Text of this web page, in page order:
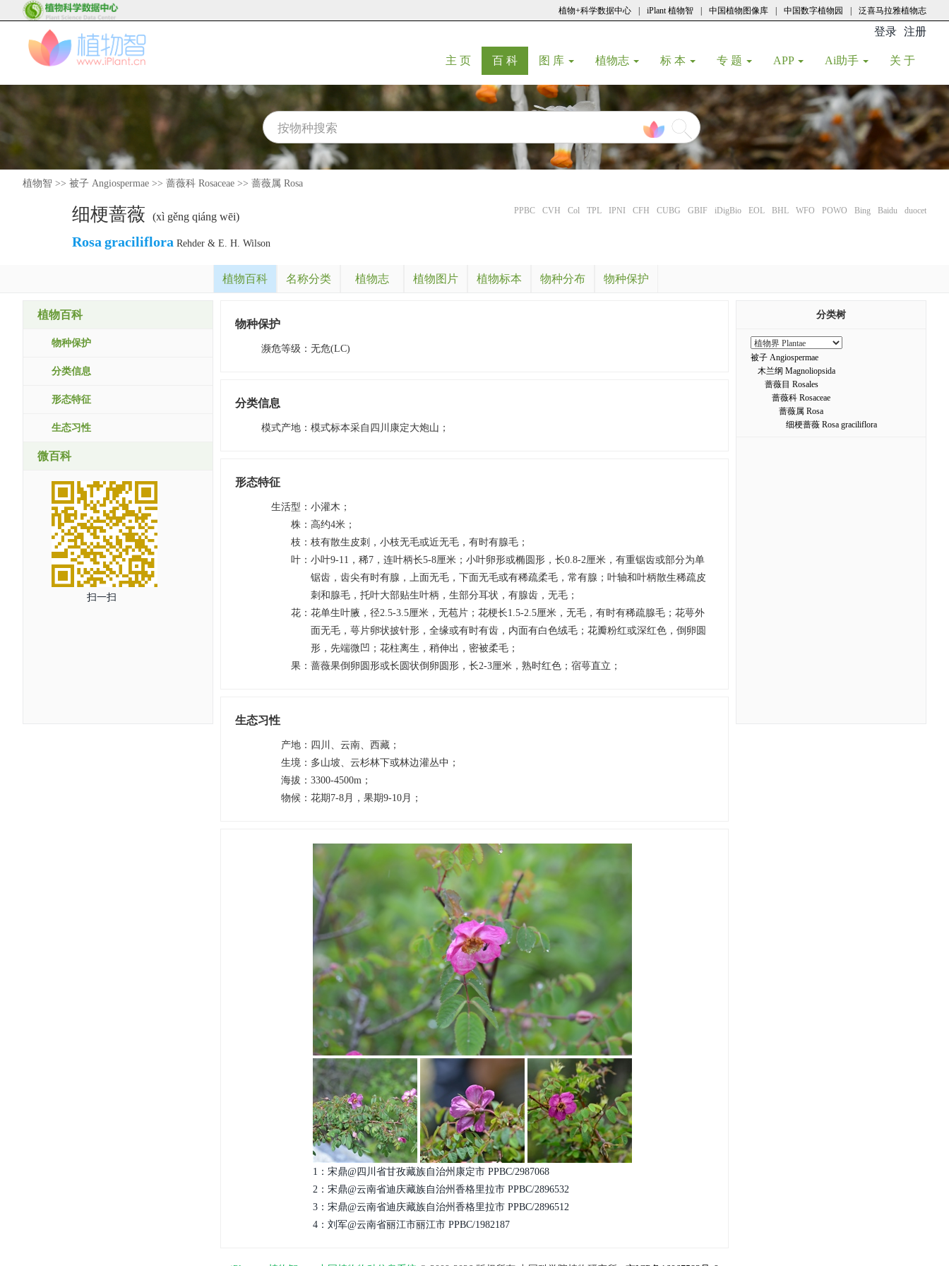
植物+科学数据中心 iPlant 植物智 中国植物图像库 中国数字植物园 泛喜马拉雅植物志
登录 注册
主 页(current)
百 科(current)
图 库 植物志 标 本 专 题 APP Ai助手 关 于
植物智 >> 被子 Angiospermae >> 蔷薇科 Rosaceae >> 蔷薇属 Rosa
细梗蔷薇 (xì gěng qiáng wēi) PPBC CVH Col TPL IPNI CFH CUBG GBIF iDigBio EOL BHL WFO POWO Bing Baidu duocet
Rosa graciliflora Rehder & E. H. Wilson
植物百科 名称分类 植物志 植物图片 植物标本 物种分布 物种保护
植物百科
物种保护
分类信息
形态特征
生态习性
微百科
扫一扫
物种保护
濒危等级 ： 无危(LC)
分类信息
模式产地 ： 模式标本采自四川康定大炮山；
形态特征
生活型 ： 小灌木；
株 ： 高约4米；
枝 ： 枝有散生皮刺，小枝无毛或近无毛，有时有腺毛；
叶 ： 小叶9-11，稀7，连叶柄长5-8厘米；小叶卵形或椭圆形，长0.8-2厘米，有重锯齿或部分为单
锯齿，齿尖有时有腺，上面无毛，下面无毛或有稀疏柔毛，常有腺；叶轴和叶柄散生稀疏皮
刺和腺毛，托叶大部贴生叶柄，生部分耳状，有腺齿，无毛；
花 ： 花单生叶腋，径2.5-3.5厘米，无苞片；花梗长1.5-2.5厘米，无毛，有时有稀疏腺毛；花萼外
面无毛，萼片卵状披针形，全缘或有时有齿，内面有白色绒毛；花瓣粉红或深红色，倒卵圆
形，先端微凹；花柱离生，稍伸出，密被柔毛；
果 ： 蔷薇果倒卵圆形或长圆状倒卵圆形，长2-3厘米，熟时红色；宿萼直立；
生态习性
产地 ： 四川、云南、西藏；
生境 ： 多山坡、云杉林下或林边灌丛中；
海拔 ： 3300-4500m；
物候 ： 花期7-8月，果期9-10月；
1：宋鼎@四川省甘孜藏族自治州康定市 PPBC/2987068
2：宋鼎@云南省迪庆藏族自治州香格里拉市 PPBC/2896532
3：宋鼎@云南省迪庆藏族自治州香格里拉市 PPBC/2896512
4：刘军@云南省丽江市丽江市 PPBC/1982187
分类树
被子 Angiospermae
木兰纲 Magnoliopsida
蔷薇目 Rosales
蔷薇科 Rosaceae
蔷薇属 Rosa
细梗蔷薇 Rosa graciliflora